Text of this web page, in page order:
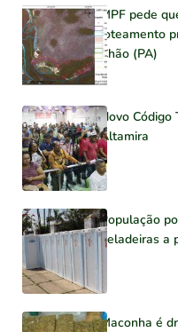
MPF pede
loteamento
Chão (PA)
Novo Código
Altamira
População
geladeiras a
Maconha é